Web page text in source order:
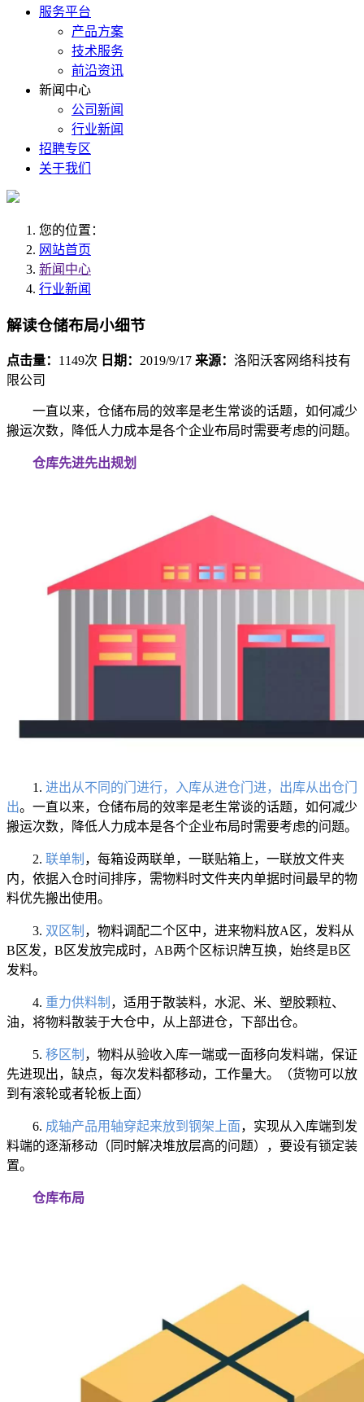
服务平台
产品方案
技术服务
前沿资讯
新闻中心
公司新闻
行业新闻
招聘专区
关于我们
您的位置：
网站首页
新闻中心
行业新闻
解读仓储布局小细节
点击量： 1149次 日期： 2019/9/17 来源： 洛阳沃客网络科技有
限公司
一直以来，仓储布局的效率是老生常谈的话题，如何减少
搬运次数，降低人力成本是各个企业布局时需要考虑的问题。
仓库先进先出规划
1. 进出从不同的门进行，入库从进仓门进，出库从出仓门
出。一直以来，仓储布局的效率是老生常谈的话题，如何减少
搬运次数，降低人力成本是各个企业布局时需要考虑的问题。
2. 联单制 ，每箱设两联单，一联贴箱上，一联放文件夹
内，依据入仓时间排序，需物料时文件夹内单据时间最早的物
料优先搬出使用。
3. 双区制 ，物料调配二个区中，进来物料放A区，发料从
B区发，B区发放完成时，AB两个区标识牌互换，始终是B区
发料。
4. 重力供料制 ，适用于散装料，水泥、米、塑胶颗粒、
油，将物料散装于大仓中，从上部进仓，下部出仓。
5. 移区制 ，物料从验收入库一端或一面移向发料端，保证
先进现出，缺点，每次发料都移动，工作量大。（货物可以放
到有滚轮或者轮板上面）
6. 成轴产品用轴穿起来放到钢架上面，实现从入库端到发
料端的逐渐移动（同时解决堆放层高的问题），要设有锁定装
置。
仓库布局